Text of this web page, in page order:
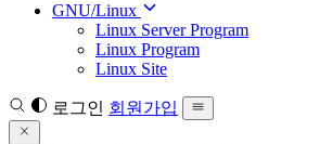
GNU/Linux
Linux Server Program
Linux Program
Linux Site
로그인 회원가입